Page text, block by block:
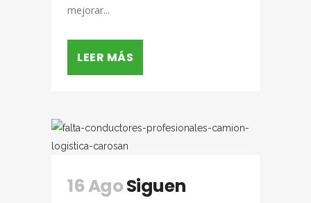
mejorar...
LEER MÁS
16 AgoSiguen